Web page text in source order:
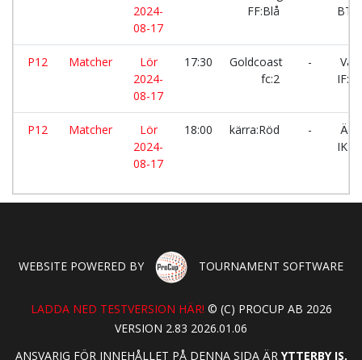
2024-
08-17
FF:Blå
BTK
P12 Matcher
Lör
2024-
08-17
17:30
Goldcoast
fc:2
-
P12 Matcher
Lör
2024-
08-17
18:00 kärra:Röd -
IK:Vit
WEBSITE POWERED BY TOURNAMENT SOFTWARE
LADDA NED TESTVERSION HÄR! © (C) PROCUP AB 2026
VERSION 2.83 2026.01.06
ANSVARIG FÖR INNEHÅLLET PÅ DENNA SIDA ÄR YTTERBY IS,